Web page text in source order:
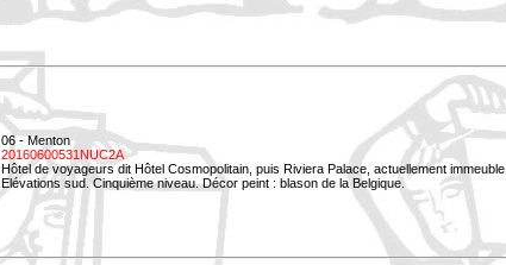
06 - Menton
20160600531NUC2A
Hôtel de voyageurs dit Hôtel Cosmopolitain, puis Riviera Palace, actuellement immeuble
Elévations sud. Cinquième niveau. Décor peint : blason de la Belgique.